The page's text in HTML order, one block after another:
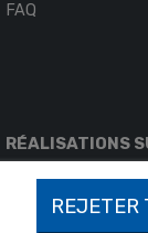
FAQ
RÉALISATIONS
REJETER